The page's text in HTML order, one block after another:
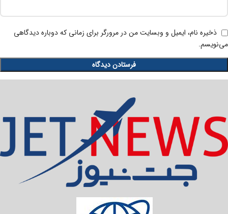
ذخیره نام، ایمیل و وبسایت من در مرورگر برای زمانی که دوباره دیدگاهی
می‌نویسم.